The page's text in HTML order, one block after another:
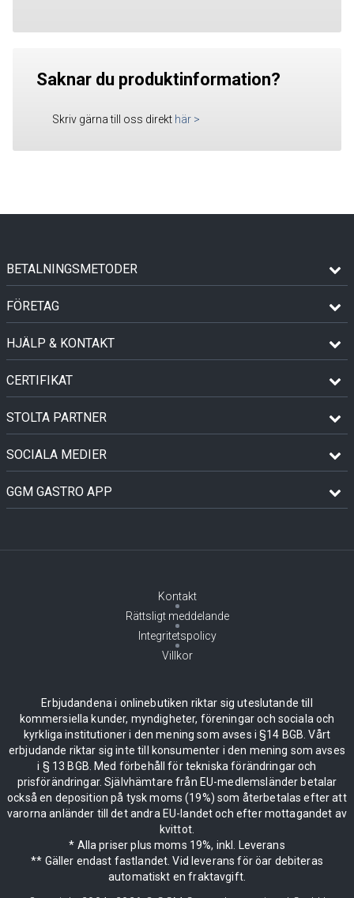
Saknar du produktinformation?
Skriv gärna till oss direkt här >
BETALNINGSMETODER
FÖRETAG
HJÄLP & KONTAKT
CERTIFIKAT
STOLTA PARTNER
SOCIALA MEDIER
GGM GASTRO APP
Kontakt
Rättsligt meddelande
Integritetspolicy
Villkor
Erbjudandena i onlinebutiken riktar sig uteslutande till
kommersiella kunder, myndigheter, föreningar och sociala och
kyrkliga institutioner i den mening som avses i §14 BGB. Vårt
erbjudande riktar sig inte till konsumenter i den mening som avses
i § 13 BGB. Med förbehåll för tekniska förändringar och
prisförändringar. Självhämtare från EU-medlemsländer betalar
också en deposition på tysk moms (19%) som återbetalas efter att
varorna anländer till det andra EU-landet och efter mottagandet av
kvittot.
* Alla priser plus moms 19%, inkl. Leverans
** Gäller endast fastlandet. Vid leverans för öar debiteras
automatiskt en fraktavgift.